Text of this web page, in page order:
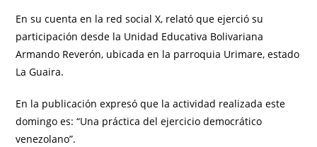
En su cuenta en la red social X, relató que ejerció su
participación desde la Unidad Educativa Bolivariana
Armando Reverón, ubicada en la parroquia Urimare, estado
La Guaira.
En la publicación expresó que la actividad realizada este
domingo es: “Una práctica del ejercicio democrático
venezolano”.